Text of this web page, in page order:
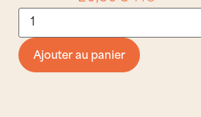
Ajouter au panier